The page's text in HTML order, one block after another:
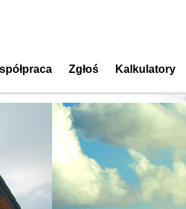
Zgłoś Kalkulatory